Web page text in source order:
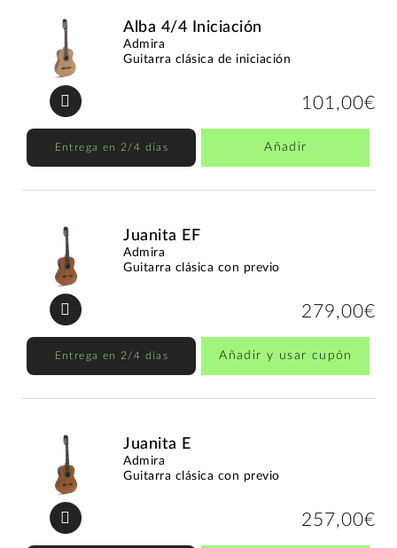
Alba 4/4 Iniciación
Admira
Guitarra clásica de iniciación
101,00€
Entrega en 2/4 días Añadir
Juanita EF
Admira
Guitarra clásica con previo
279,00€
Entrega en 2/4 días Añadir y usar cupón
Juanita E
Admira
Guitarra clásica con previo
257,00€